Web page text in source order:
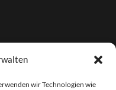
wir Technologien wie